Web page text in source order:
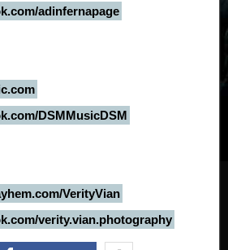
adinfernapage
DSMMusicDSM
VerityVian
verity.vian.photography